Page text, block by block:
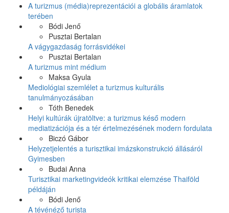
A turizmus (média)reprezentációi a globális áramlatok
terében
Bódi Jenő
Pusztai Bertalan
A vágygazdaság forrásvidékei
Pusztai Bertalan
A turizmus mint médium
Maksa Gyula
Mediológiai szemlélet a turizmus kulturális
tanulmányozásában
Tóth Benedek
Helyi kultúrák újratöltve: a turizmus késő modern
mediatizációja és a tér értelmezésének modern fordulata
Biczó Gábor
Helyzetjelentés a turisztikai imázskonstrukció állásáról
Gyimesben
Budai Anna
Turisztikai marketingvideók kritikai elemzése Thaiföld
példáján
Bódi Jenő
A tévénéző turista